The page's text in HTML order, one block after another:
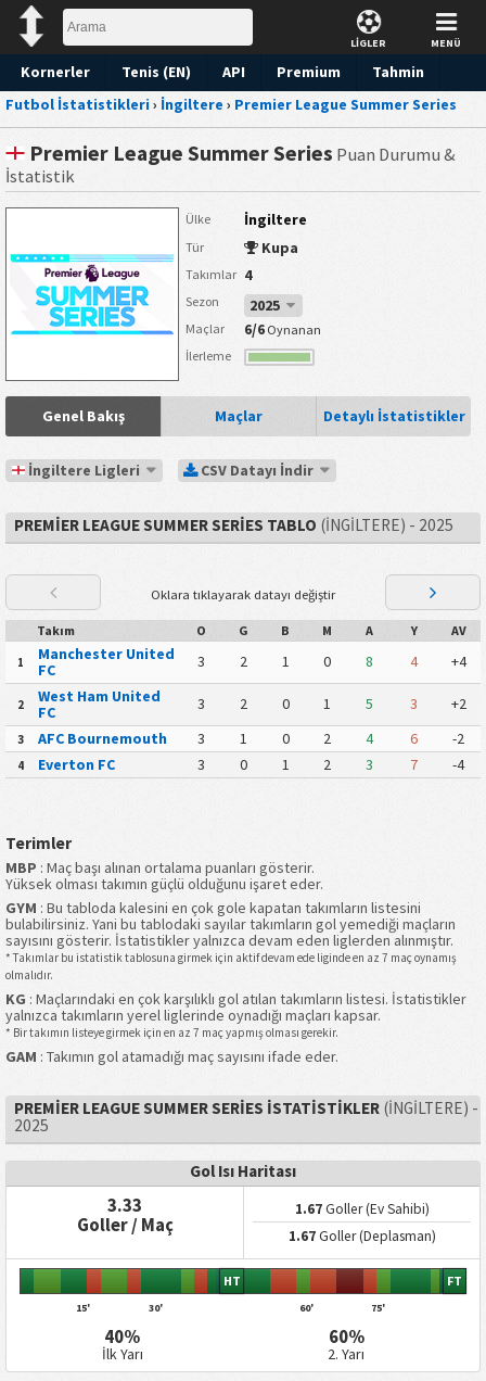
LİGLER MENÜ
Kornerler Tenis (EN) API Premium
Tahmin
Futbol İstatistikleri› İngiltere › Premier League Summer Series
Premier League Summer Series Puan Durumu &
İstatistik
Ülke İngiltere
Tür Kupa
Takımlar 4
Sezon 2025
Maçlar 6/6Oynanan
İlerleme
Genel Bakış Maçlar Detaylı İstatistikler
İngiltere Ligleri CSV Datayı İndir
PREMIER LEAGUE SUMMER SERIES TABLO (İNGILTERE) - 2025
Oklara tıklayarak datayı değiştir
Takım O G B M A Y AV
1
Manchester United
FC
3 2 1 0 8 4 +4
2
West Ham United
FC
3 2 0 1 5 3 +2
3 AFC Bournemouth 3 1 0 2 4 6 -2
4 Everton FC 3 0 1 2 3 7 -4
Terimler
MBP : Maç başı alınan ortalama puanları gösterir.
Yüksek olması takımın güçlü olduğunu işaret eder.
GYM : Bu tabloda kalesini en çok gole kapatan takımların listesini
bulabilirsiniz. Yani bu tablodaki sayılar takımların gol yemediği maçların
sayısını gösterir. İstatistikler yalnızca devam eden liglerden alınmıştır.
* Takımlar bu istatistik tablosuna girmek için aktif devam ede liginde en az 7 maç oynamış
olmalıdır.
KG : Maçlarındaki en çok karşılıklı gol atılan takımların listesi. İstatistikler
yalnızca takımların yerel liglerinde oynadığı maçları kapsar.
* Bir takımın listeye girmek için en az 7 maç yapmış olması gerekir.
GAM : Takımın gol atamadığı maç sayısını ifade eder.
PREMIER LEAGUE SUMMER SERIES İSTATISTIKLER(İNGILTERE) -
2025
Gol Isı Haritası
3.33
Goller / Maç
1.67Goller (Ev Sahibi)
1.67Goller (Deplasman)
15' 30'
HT
60' 75'
FT
40%
İlk Yarı
60%
2. Yarı